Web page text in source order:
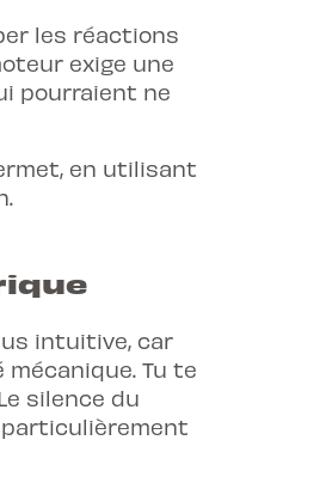
les réactions
exige une
pourraient ne
en utilisant
intuitive, car
Tu te
silence du